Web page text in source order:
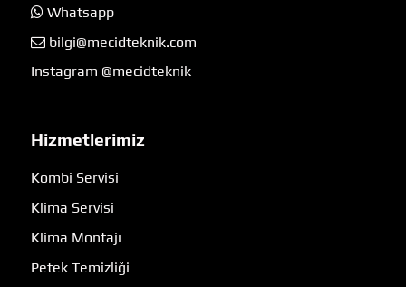
Whatsapp
bilgi@mecidteknik.com
Instagram @mecidteknik
Hizmetlerimiz
Kombi Servisi
Klima Servisi
Klima Montajı
Petek Temizliği